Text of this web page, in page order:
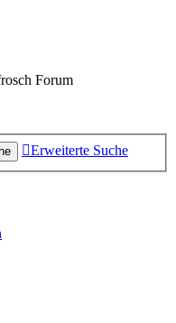
Forum
Erweiterte Suche